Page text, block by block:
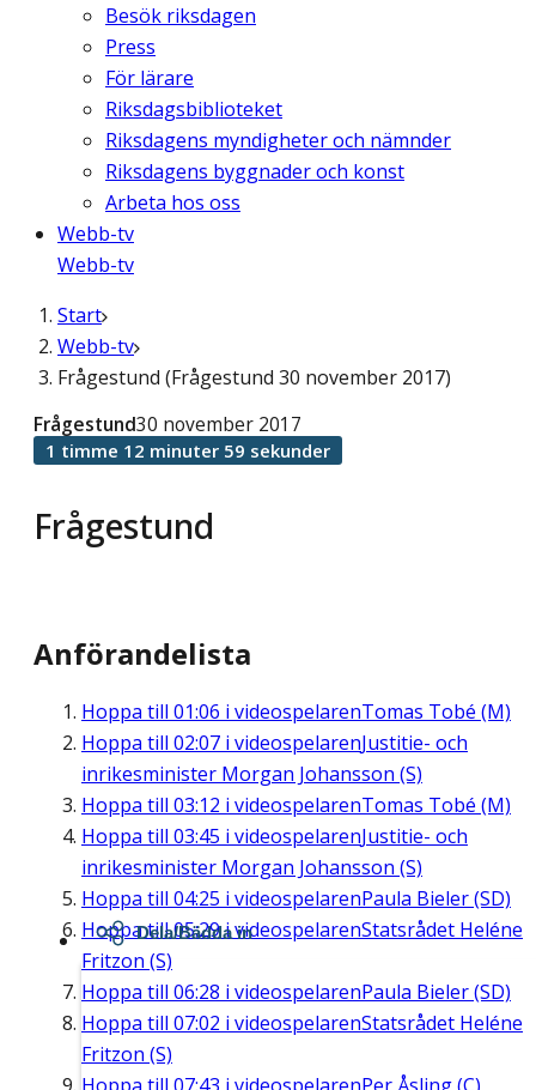
Besök riksdagen
Press
För lärare
Riksdagsbiblioteket
Riksdagens myndigheter och nämnder
Riksdagens byggnader och konst
Arbeta hos oss
Webb-tv
Webb-tv
Start
Webb-tv
Frågestund (Frågestund 30 november 2017)
Frågestund
Frågestund30 november 2017
1 timme 12 minuter 59 sekunder
Anförandelista
Hoppa till 01:06 i videospelarenTomas Tobé (M)
Hoppa till 02:07 i videospelarenJustitie- och
inrikesminister Morgan Johansson (S)
Hoppa till 03:12 i videospelarenTomas Tobé (M)
Hoppa till 03:45 i videospelarenJustitie- och
inrikesminister Morgan Johansson (S)
Hoppa till 04:25 i videospelarenPaula Bieler (SD)
Hoppa till05:29i videospelarenStatsrådet Heléne
Fritzon (S)
Hoppa till 06:28 i videospelarenPaula Bieler (SD)
Hoppa till 07:02 i videospelarenStatsrådet Heléne
Fritzon (S)
Dela/Bädda in